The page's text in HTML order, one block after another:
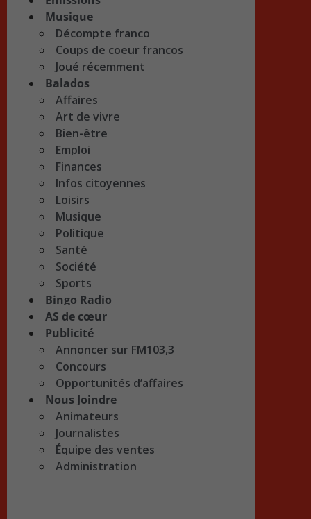
Musique
Décompte franco
Coups de coeur francos
Joué récemment
Balados
Affaires
Art de vivre
Bien-être
Emploi
Finances
Infos citoyennes
Loisirs
Musique
Politique
Santé
Société
Sports
Bingo Radio
AS de cœur
Publicité
Annoncer sur FM103,3
Concours
Opportunités d’affaires
Nous Joindre
Animateurs
Journalistes
Équipe des ventes
Administration